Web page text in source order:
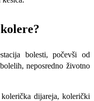
bolesti, počevši od
neposredno životno
dijareja, kolerički